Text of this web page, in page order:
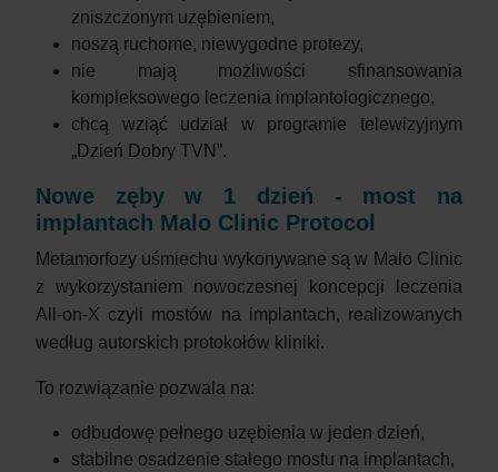
zniszczonym uzębieniem,
noszą ruchome, niewygodne protezy,
nie mają możliwości sfinansowania
kompleksowego leczenia implantologicznego,
chcą wziąć udział w programie telewizyjnym
„Dzień Dobry TVN”.
Nowe zęby w 1 dzień - most na
implantach Malo Clinic Protocol
Metamorfozy uśmiechu wykonywane są w Malo Clinic
z wykorzystaniem nowoczesnej koncepcji leczenia
All-on-X czyli mostów na implantach, realizowanych
według autorskich protokołów kliniki.
To rozwiązanie pozwala na:
odbudowę pełnego uzębienia w jeden dzień,
stabilne osadzenie stałego mostu na implantach,